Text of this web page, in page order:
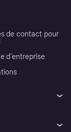
de contact pour
d’entreprise